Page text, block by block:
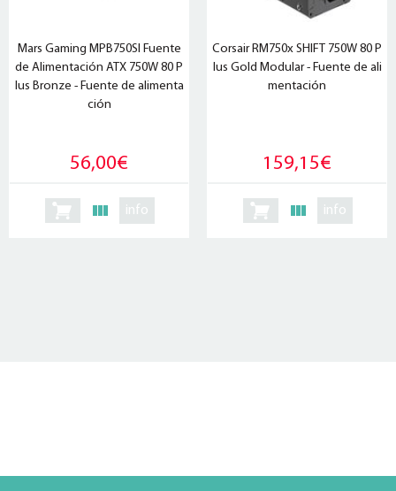
Mars Gaming MPB750SI Fuente
de Alimentación ATX 750W 80 P
lus Bronze - Fuente de alimenta
ción
56,00€
info
Corsair RM750x SHIFT 750W 80 P
lus Gold Modular - Fuente de ali
mentación
159,15€
info